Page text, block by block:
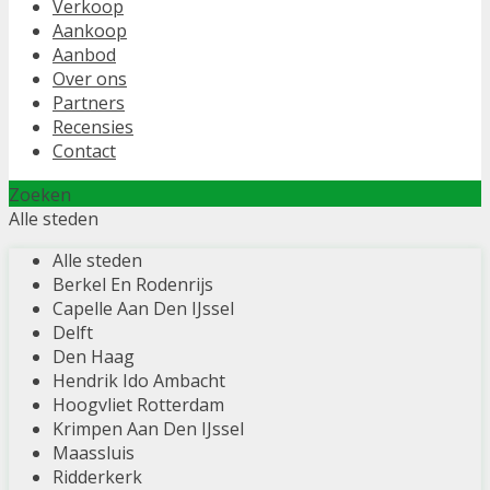
Verkoop
Aankoop
Aanbod
Over ons
Partners
Recensies
Contact
Zoeken
Alle steden
Alle steden
Berkel En Rodenrijs
Capelle Aan Den IJssel
Delft
Den Haag
Hendrik Ido Ambacht
Hoogvliet Rotterdam
Krimpen Aan Den IJssel
Maassluis
Ridderkerk